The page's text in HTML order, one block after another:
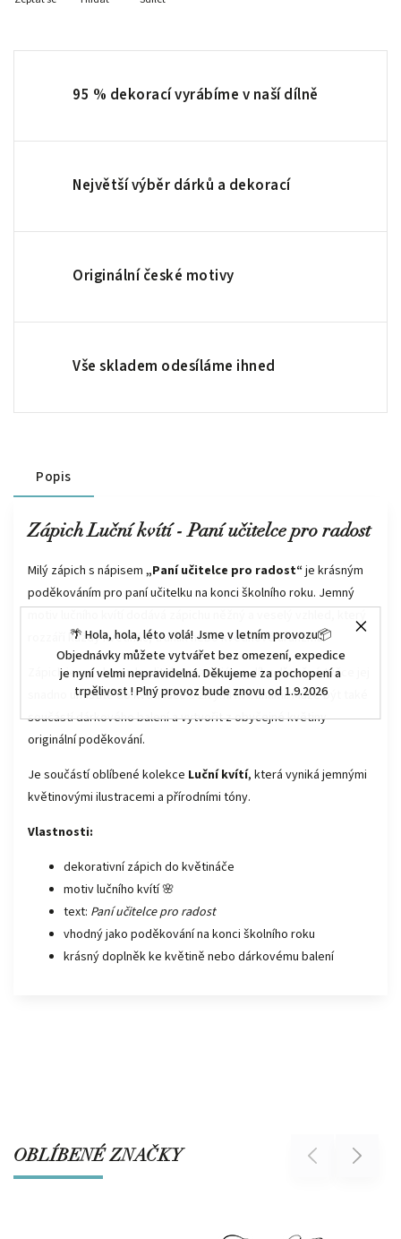
🌴 Hola, hola, léto volá! Jsme v letním provozu📦
Objednávky můžete vytvářet bez omezení, expedice
je nyní velmi nepravidelná. Děkujeme za pochopení a
trpělivost ! Plný provoz bude znovu od 1.9.2026
95 % dekorací vyrábíme v naší dílně
Největší výběr dárků a dekorací
Originální české motivy
Vše skladem odesíláme ihned
Popis
Zápich Luční kvítí - Paní učitelce pro radost
Milý zápich s nápisem „Paní učitelce pro radost“ je krásným
poděkováním pro paní učitelku na konci školního roku. Jemný
rozzáří každý květináč, truhlík nebo květinové aranžmá.
Zápich je vyroben z kvalitního materiálu a díky dřevěné tyčce jej
snadno umístíte do květináče s živými květinami. Může být také
součástí dárkového balení a vytvořit z obyčejné květiny
originální poděkování.
Je součástí oblíbené kolekce Luční kvítí, která vyniká jemnými
květinovými ilustracemi a přírodními tóny.
Vlastnosti:
dekorativní zápich do květináče
motiv lučního kvítí 🌸
text: Paní učitelce pro radost
vhodný jako poděkování na konci školního roku
krásný doplněk ke květině nebo dárkovému balení
OBLÍBENÉ ZNAČKY Previous Next